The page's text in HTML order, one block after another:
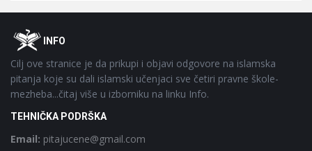
FooterOINFO
Cilj ove stranice je da prikupi i objavi odgovore na islamska
pitanja koje su dali islamski učenjaci sve četiri pravne škole-
mezheba...čitaj više u izborniku na linku Info.
TEHNIČKA PODRŠKA
Email: pitajucene@gmail.com